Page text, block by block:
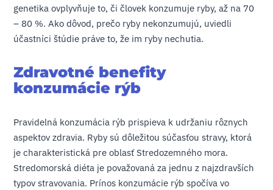
genetika ovplyvňuje to, či človek konzumuje ryby, až na 70
– 80 %. Ako dôvod, prečo ryby nekonzumujú, uviedli
účastníci štúdie práve to, že im ryby nechutia.
Zdravotné benefity
konzumácie rýb
Pravidelná konzumácia rýb prispieva k udržaniu rôznych
aspektov zdravia. Ryby sú dôležitou súčasťou stravy, ktorá
je charakteristická pre oblasť Stredozemného mora.
Stredomorská diéta je považovaná za jednu z najzdravších
typov stravovania. Prínos konzumácie rýb spočíva vo